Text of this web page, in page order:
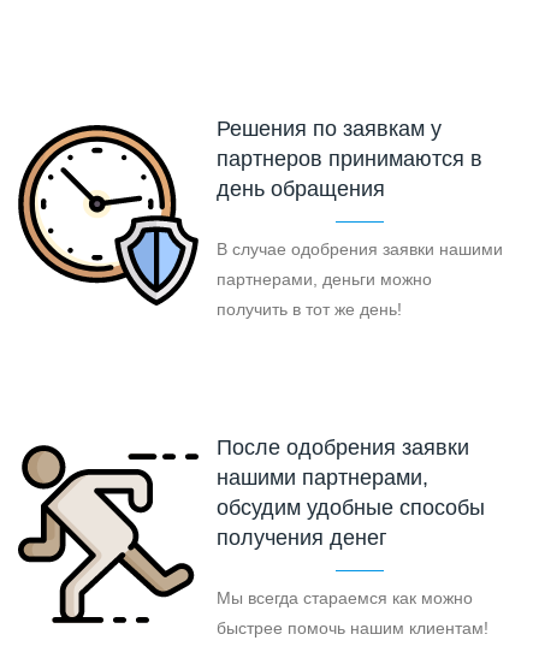
Решения по заявкам у
партнеров принимаются в
день обращения
В случае одобрения заявки нашими
партнерами, деньги можно
получить в тот же день!
После одобрения заявки
нашими партнерами,
обсудим удобные способы
получения денег
Мы всегда стараемся как можно
быстрее помочь нашим клиентам!